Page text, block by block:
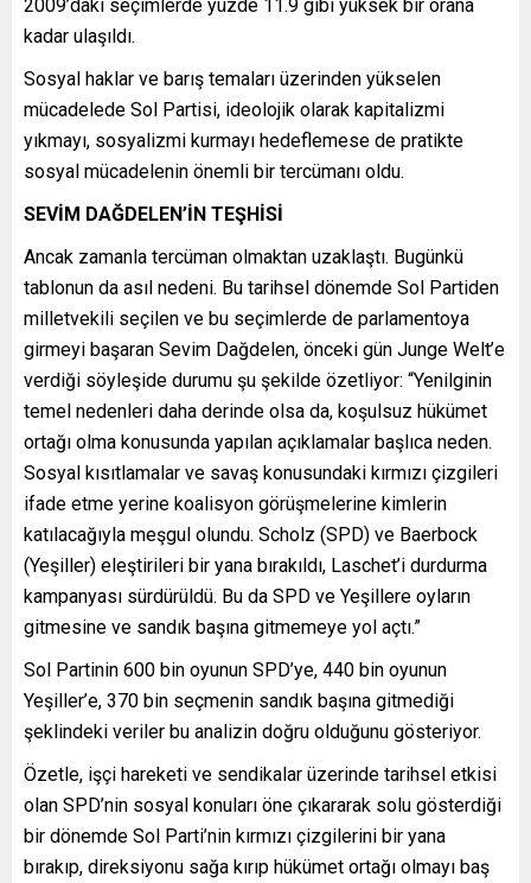
2009’daki seçimlerde yüzde 11.9 gibi yüksek bir orana
kadar ulaşıldı.
Sosyal haklar ve barış temaları üzerinden yükselen
mücadelede Sol Partisi, ideolojik olarak kapitalizmi
yıkmayı, sosyalizmi kurmayı hedeflemese de pratikte
sosyal mücadelenin önemli bir tercümanı oldu.
SEVİM DAĞDELEN’İN TEŞHİSİ
Ancak zamanla tercüman olmaktan uzaklaştı. Bugünkü
tablonun da asıl nedeni. Bu tarihsel dönemde Sol Partiden
milletvekili seçilen ve bu seçimlerde de parlamentoya
girmeyi başaran Sevim Dağdelen, önceki gün Junge Welt’e
verdiği söyleşide durumu şu şekilde özetliyor: “Yenilginin
temel nedenleri daha derinde olsa da, koşulsuz hükümet
ortağı olma konusunda yapılan açıklamalar başlıca neden.
Sosyal kısıtlamalar ve savaş konusundaki kırmızı çizgileri
ifade etme yerine koalisyon görüşmelerine kimlerin
katılacağıyla meşgul olundu. Scholz (SPD) ve Baerbock
(Yeşiller) eleştirileri bir yana bırakıldı, Laschet’i durdurma
kampanyası sürdürüldü. Bu da SPD ve Yeşillere oyların
gitmesine ve sandık başına gitmemeye yol açtı.”
Sol Partinin 600 bin oyunun SPD’ye, 440 bin oyunun
Yeşiller’e, 370 bin seçmenin sandık başına gitmediği
şeklindeki veriler bu analizin doğru olduğunu gösteriyor.
Özetle, işçi hareketi ve sendikalar üzerinde tarihsel etkisi
olan SPD’nin sosyal konuları öne çıkararak solu gösterdiği
bir dönemde Sol Parti’nin kırmızı çizgilerini bir yana
bırakıp, direksiyonu sağa kırıp hükümet ortağı olmayı baş